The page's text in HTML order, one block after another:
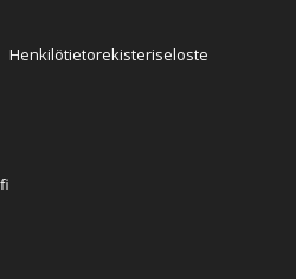
Henkilötietorekisteriseloste